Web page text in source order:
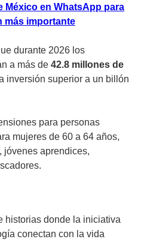
México en WhatsApp para
más importante
durante 2026 los
a más de 42.8 millones de
inversión superior a un billón
para personas
mujeres de 60 a 64 años,
jóvenes aprendices,
historias donde la iniciativa
conectan con la vida